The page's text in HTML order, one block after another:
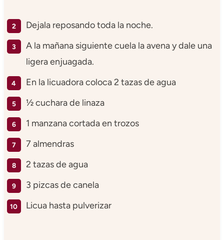
Dejala reposando toda la noche.
A la mañana siguiente cuela la avena y dale una
ligera enjuagada.
En la licuadora coloca 2 tazas de agua
½ cuchara de linaza
1 manzana cortada en trozos
7 almendras
2 tazas de agua
3 pizcas de canela
Licua hasta pulverizar